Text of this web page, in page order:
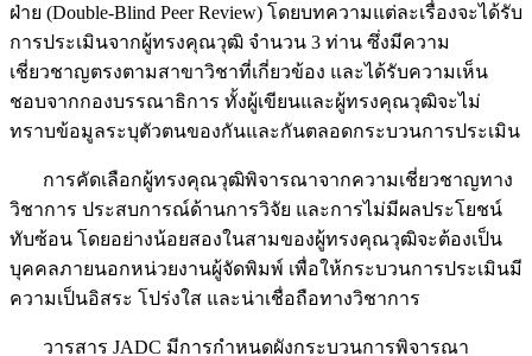
ฝ่าย (Double-Blind Peer Review) โดยบทความแต่ละเรื่องจะได้รับ
การประเมินจากผู้ทรงคุณวุฒิ จำนวน 3 ท่าน ซึ่งมีความ
เชี่ยวชาญตรงตามสาขาวิชาที่เกี่ยวข้อง และได้รับความเห็น
ชอบจากกองบรรณาธิการ ทั้งผู้เขียนและผู้ทรงคุณวุฒิจะไม่
ทราบข้อมูลระบุตัวตนของกันและกันตลอดกระบวนการประเมิน
การคัดเลือกผู้ทรงคุณวุฒิพิจารณาจากความเชี่ยวชาญทาง
วิชาการ ประสบการณ์ด้านการวิจัย และการไม่มีผลประโยชน์
ทับซ้อน โดยอย่างน้อยสองในสามของผู้ทรงคุณวุฒิจะต้องเป็น
บุคคลภายนอกหน่วยงานผู้จัดพิมพ์ เพื่อให้กระบวนการประเมินมี
ความเป็นอิสระ โปร่งใส และน่าเชื่อถือทางวิชาการ
วารสาร JADC มีการกำหนดผังกระบวนการพิจารณา